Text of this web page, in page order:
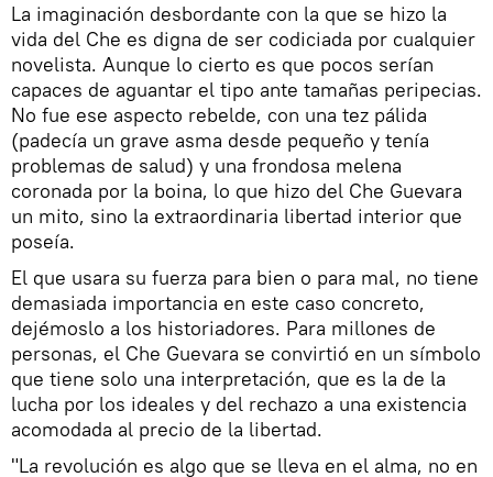
La imaginación desbordante con la que se hizo la
vida del Che es digna de ser codiciada por cualquier
novelista. Aunque lo cierto es que pocos serían
capaces de aguantar el tipo ante tamañas peripecias.
No fue ese aspecto rebelde, con una tez pálida
(padecía un grave asma desde pequeño y tenía
problemas de salud) y una frondosa melena
coronada por la boina, lo que hizo del Che Guevara
un mito, sino la extraordinaria libertad interior que
poseía.
El que usara su fuerza para bien o para mal, no tiene
demasiada importancia en este caso concreto,
dejémoslo a los historiadores. Para millones de
personas, el Che Guevara se convirtió en un símbolo
que tiene solo una interpretación, que es la de la
lucha por los ideales y del rechazo a una existencia
acomodada al precio de la libertad.
"La revolución es algo que se lleva en el alma, no en